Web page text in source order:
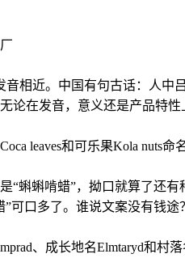
音相近。中国有句古话：人中
论在发音，意义还是产品特性
leaves和可乐果Kola nuts命名
“蝌蝌啃蜡”，拗口就算了还
可口多了。谁说文案没有钱途
、成长地名Elmtaryd和村